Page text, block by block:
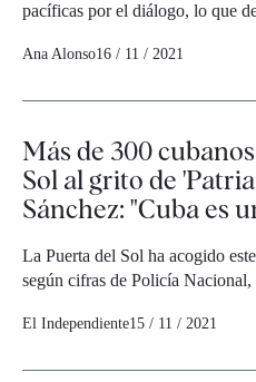
pacíficas por el diálogo, lo que
Ana Alonso16 / 11 / 2021
Más de 300
Sol al grito de
Sánchez: "Cuba es
La Puerta del Sol ha acogido
según cifras de Policía
El Independiente15 / 11 / 2021